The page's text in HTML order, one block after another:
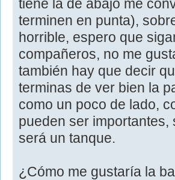
tiene la de abajo me
terminen en punta),
horrible, espero que
compañeros, no me
también hay que decir
terminas de ver bien la
como un poco de lado,
pueden ser
será un tanque.
¿Cómo me gustaría la